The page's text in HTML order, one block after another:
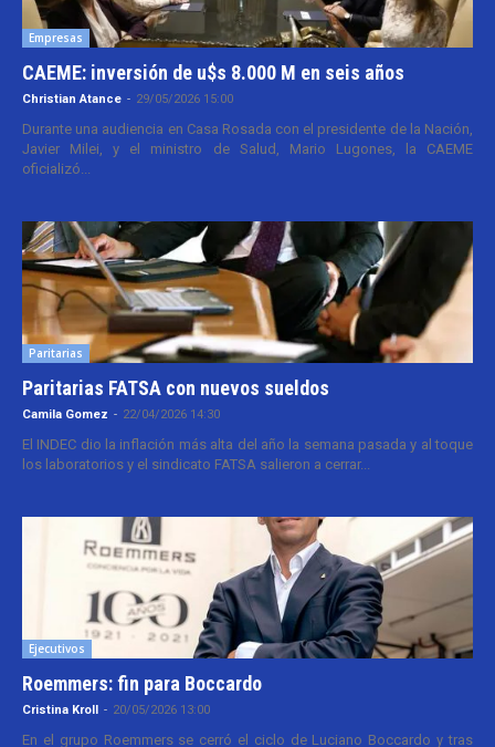
Empresas
CAEME: inversión de u$s 8.000 M en seis años
Christian Atance - 29/05/2026 15:00
Durante una audiencia en Casa Rosada con el presidente de la Nación,
Javier Milei, y el ministro de Salud, Mario Lugones, la CAEME
oficializó...
Paritarias
Paritarias FATSA con nuevos sueldos
Camila Gomez - 22/04/2026 14:30
El INDEC dio la inflación más alta del año la semana pasada y al toque
los laboratorios y el sindicato FATSA salieron a cerrar...
Ejecutivos
Roemmers: fin para Boccardo
Cristina Kroll - 20/05/2026 13:00
En el grupo Roemmers se cerró el ciclo de Luciano Boccardo y tras